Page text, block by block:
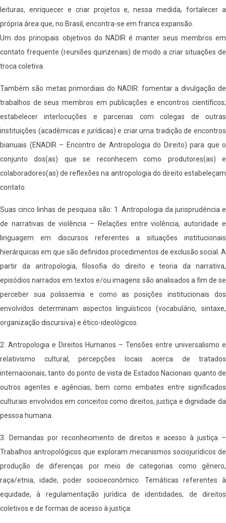
leituras, enriquecer e criar projetos e, nessa medida, fortalecer a
própria área que, no Brasil, encontra-se em franca expansão.
Um dos principais objetivos do NADIR é manter seus membros em
contato frequente (reuniões quinzenais) de modo a criar situações de
troca coletiva.
Também são metas primordiais do NADIR: fomentar a divulgação de
trabalhos de seus membros em publicações e encontros científicos;
estabelecer interlocuções e parcerias com colegas de outras
instituições (acadêmicas e jurídicas) e criar uma tradição de encontros
bianuais (ENADIR – Encontro de Antropologia do Direito) para que o
conjunto dos(as) que se reconhecem como produtores(as) e
colaboradores(as) de reflexões na antropologia do direito estabeleçam
contato.
Suas cinco linhas de pesquisa são: 1. Antropologia da jurisprudência e
de narrativas de violência – Relações entre violência, autoridade e
linguagem em discursos referentes a situações institucionais
hierárquicas em que são definidos procedimentos de exclusão social. A
partir da antropologia, filosofia do direito e teoria da narrativa,
episódios narrados em textos e/ou imagens são analisados a fim de se
perceber sua polissemia e como as posições institucionais dos
envolvidos determinam aspectos linguísticos (vocabulário, sintaxe,
organização discursiva) e ético-ideológicos.
2. Antropologia e Direitos Humanos – Tensões entre universalismo e
relativismo cultural, percepções locais acerca de tratados
internacionais, tanto do ponto de vista de Estados Nacionais quanto de
outros agentes e agências, bem como embates entre significados
culturais envolvidos em conceitos como direitos, justiça e dignidade da
pessoa humana.
3. Demandas por reconhecimento de direitos e acesso à justiça –
Trabalhos antropológicos que exploram mecanismos sociojurídicos de
produção de diferenças por meio de categorias como gênero,
raça/etnia, idade, poder socioeconômico. Temáticas referentes à
equidade, à regulamentação jurídica de identidades, de direitos
coletivos e de formas de acesso à justiça.